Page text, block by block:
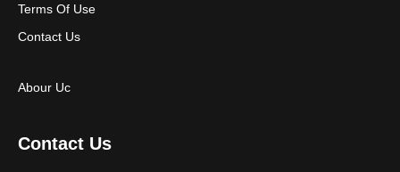
Terms Of Use
Contact Us
Abour Uc
Contact Us